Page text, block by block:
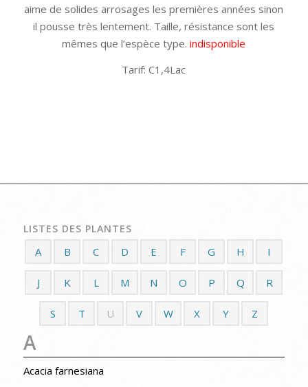
aime de solides arrosages les premières années sinon
il pousse très lentement. Taille, résistance sont les
mêmes que l’espèce type.indisponible
Tarif: C1,4Lac
LISTES DES PLANTES
A B C D E F G H I
J K L M N O P Q R
S T U V W X Y Z
A
Acacia farnesiana